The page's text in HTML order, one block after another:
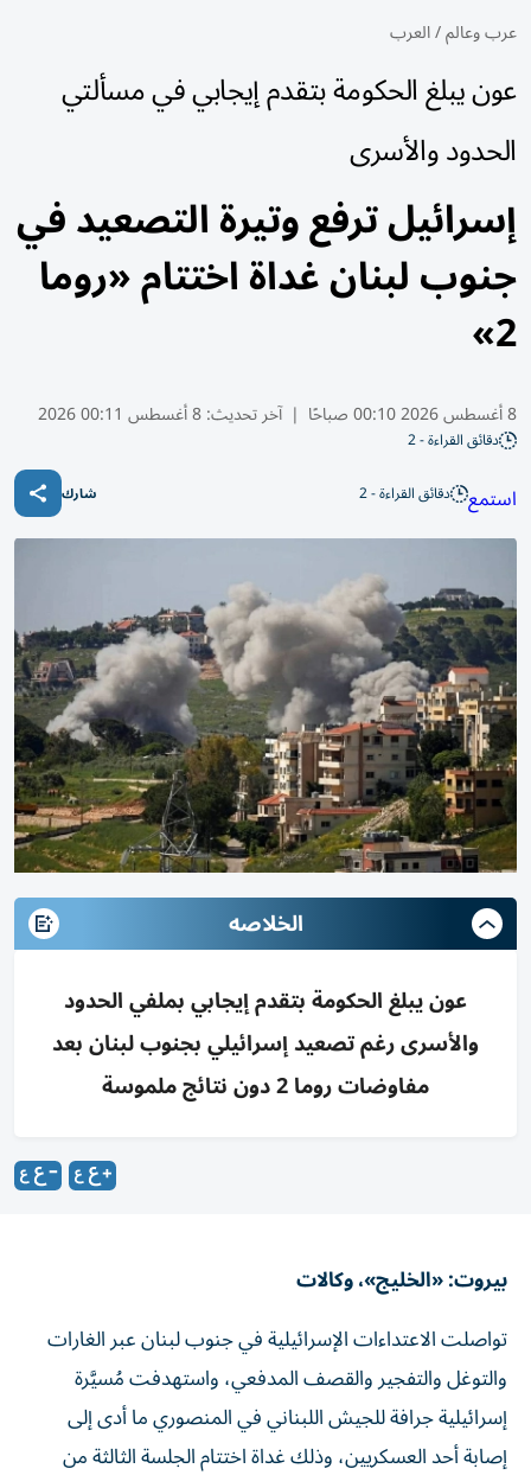
عرب وعالم/العرب
عون يبلغ الحكومة بتقدم إيجابي في مسألتي
الحدود والأسرى
إسرائيل ترفع وتيرة التصعيد في
جنوب لبنان غداة اختتام «روما
2»
8 أغسطس 2026 00:10 صباحًا | آخر تحديث:8 أغسطس 00:11 2026
دقائق القراءة - 2
استمع دقائق القراءة - 2 شارك
الخلاصه
عون يبلغ الحكومة بتقدم إيجابي بملفي الحدود
والأسرى رغم تصعيد إسرائيلي بجنوب لبنان بعد
مفاوضات روما 2 دون نتائج ملموسة
والتوغل والتفجير والقصف المدفعي، واستهدفت مُسيَّرة
إسرائيلية جرافة للجيش اللبناني في المنصوري ما أدى إلى
إصابة أحد العسكريين، وذلك غداة اختتام الجلسة الثالثة من